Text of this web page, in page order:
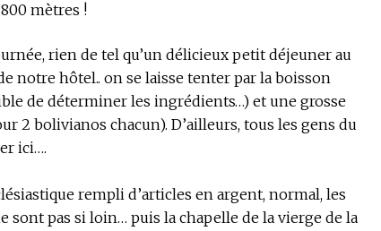
mètres !
rien de tel qu’un délicieux petit déjeuner au
notre hôtel.. on se laisse tenter par la boisson
de déterminer les ingrédients…) et une grosse
2 bolivianos chacun). D’ailleurs, tous les gens du
ici….
rempli d’articles en argent, normal, les
sont pas si loin… puis la chapelle de la vierge de la